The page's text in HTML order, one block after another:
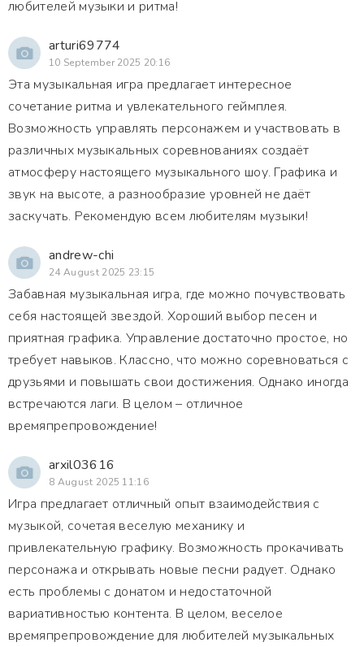
любителей музыки и ритма!
arturi69774
10 September 2025 20:16
Эта музыкальная игра предлагает интересное
сочетание ритма и увлекательного геймплея.
Возможность управлять персонажем и участвовать в
различных музыкальных соревнованиях создаёт
атмосферу настоящего музыкального шоу. Графика и
звук на высоте, а разнообразие уровней не даёт
заскучать. Рекомендую всем любителям музыки!
andrew-chi
24 August 2025 23:15
Забавная музыкальная игра, где можно почувствовать
себя настоящей звездой. Хороший выбор песен и
приятная графика. Управление достаточно простое, но
требует навыков. Классно, что можно соревноваться с
друзьями и повышать свои достижения. Однако иногда
встречаются лаги. В целом – отличное
времяпрепровождение!
arxil03616
8 August 2025 11:16
Игра предлагает отличный опыт взаимодействия с
музыкой, сочетая веселую механику и
привлекательную графику. Возможность прокачивать
персонажа и открывать новые песни радует. Однако
есть проблемы с донатом и недостаточной
вариативностью контента. В целом, веселое
времяпрепровождение для любителей музыкальных